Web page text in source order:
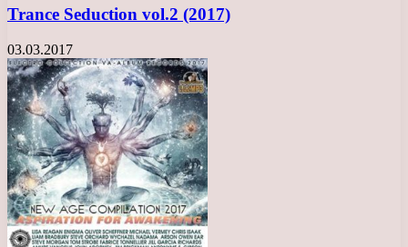
Trance Seduction vol.2 (2017)
03.03.2017